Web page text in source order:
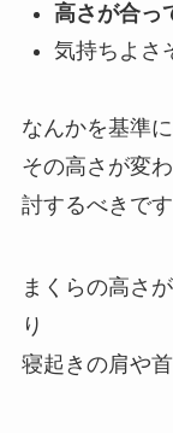
高さが合っ
気持ちよさ
なんかを基準
その高さが変
討するべきです
まくらの高さ
り
寝起きの肩や